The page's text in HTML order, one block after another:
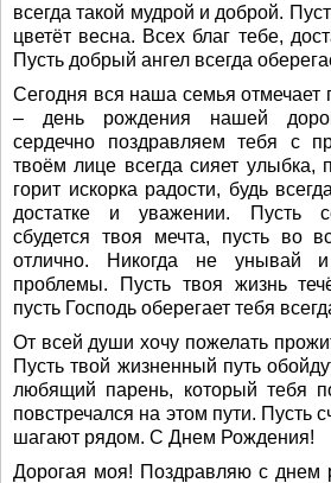
всегда такой мудрой и доброй.
цветёт весна. Всех благ тебе,
Пусть добрый ангел всегда
Сегодня вся наша семья отмечает
– день рождения нашей
сердечно поздравляем тебя с
твоём лице всегда сияет улыбка,
горит искорка радости, будь
достатке и уважении. Пусть
сбудется твоя мечта, пусть во
отлично. Никогда не унывай
проблемы. Пусть твоя жизнь
пусть Господь оберегает тебя
От всей души хочу пожелать
Пусть твой жизненный путь
любящий парень, который тебя
повстречался на этом пути. Пусть
шагают рядом. С Днем Рождения!
Дорогая моя! Поздравляю с